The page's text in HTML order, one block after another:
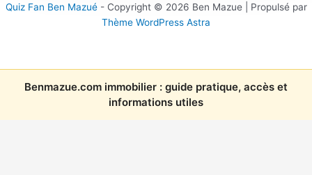
Quiz Fan Ben Mazué- Copyright © 2026 Ben Mazue | Propulsé par
Thème WordPress Astra
Benmazue.com immobilier : guide pratique, accès et
informations utiles